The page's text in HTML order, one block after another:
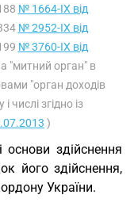
№ 1664-IX від
№ 2952-IX від
№ 3760-IX від
"митний орган" в
"орган доходів
числі згідно із
)
здійснення
його здійснення,
України.